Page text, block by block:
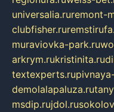
universalia.ruremont-
clubfisher.ru
muraviovka-park.ru
arkrym.rukristinita.ru
textexperts.ru
demolalapaluza.ru
msdip.rujdol.ru